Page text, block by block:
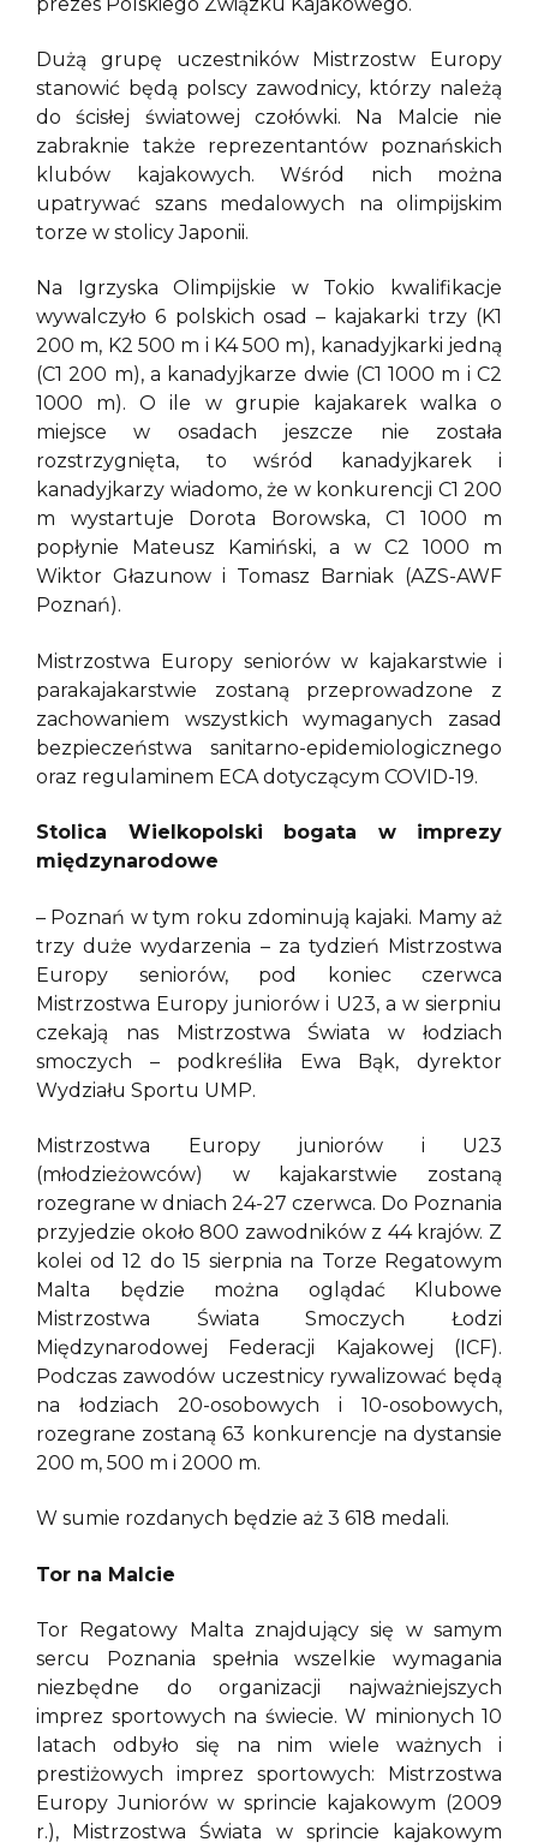
Dużą grupę uczestników Mistrzostw Europy
stanowić będą polscy zawodnicy, którzy należą
do ścisłej światowej czołówki. Na Malcie nie
zabraknie także reprezentantów poznańskich
klubów kajakowych. Wśród nich można
upatrywać szans medalowych na olimpijskim
torze w stolicy Japonii.
Na Igrzyska Olimpijskie w Tokio kwalifikacje
wywalczyło 6 polskich osad – kajakarki trzy (K1
200 m, K2 500 m i K4 500 m), kanadyjkarki jedną
(C1 200 m), a kanadyjkarze dwie (C1 1000 m i C2
1000 m). O ile w grupie kajakarek walka o
miejsce w osadach jeszcze nie została
rozstrzygnięta, to wśród kanadyjkarek i
kanadyjkarzy wiadomo, że w konkurencji C1 200
m wystartuje Dorota Borowska, C1 1000 m
popłynie Mateusz Kamiński, a w C2 1000 m
Wiktor Głazunow i Tomasz Barniak (AZS-AWF
Poznań).
Mistrzostwa Europy seniorów w kajakarstwie i
parakajakarstwie zostaną przeprowadzone z
zachowaniem wszystkich wymaganych zasad
bezpieczeństwa sanitarno-epidemiologicznego
oraz regulaminem ECA dotyczącym COVID-19.
Stolica Wielkopolski bogata w imprezy
międzynarodowe
– Poznań w tym roku zdominują kajaki. Mamy aż
trzy duże wydarzenia – za tydzień Mistrzostwa
Europy seniorów, pod koniec czerwca
Mistrzostwa Europy juniorów i U23, a w sierpniu
czekają nas Mistrzostwa Świata w łodziach
smoczych – podkreśliła Ewa Bąk, dyrektor
Wydziału Sportu UMP.
Mistrzostwa Europy juniorów i U23
(młodzieżowców) w kajakarstwie zostaną
rozegrane w dniach 24-27 czerwca. Do Poznania
przyjedzie około 800 zawodników z 44 krajów. Z
kolei od 12 do 15 sierpnia na Torze Regatowym
Malta będzie można oglądać Klubowe
Mistrzostwa Świata Smoczych Łodzi
Międzynarodowej Federacji Kajakowej (ICF).
Podczas zawodów uczestnicy rywalizować będą
na łodziach 20-osobowych i 10-osobowych,
rozegrane zostaną 63 konkurencje na dystansie
200 m, 500 m i 2000 m.
W sumie rozdanych będzie aż 3 618 medali.
Tor na Malcie
Tor Regatowy Malta znajdujący się w samym
sercu Poznania spełnia wszelkie wymagania
niezbędne do organizacji najważniejszych
imprez sportowych na świecie. W minionych 10
latach odbyło się na nim wiele ważnych i
prestiżowych imprez sportowych: Mistrzostwa
Europy Juniorów w sprincie kajakowym (2009
r.), Mistrzostwa Świata w sprincie kajakowym